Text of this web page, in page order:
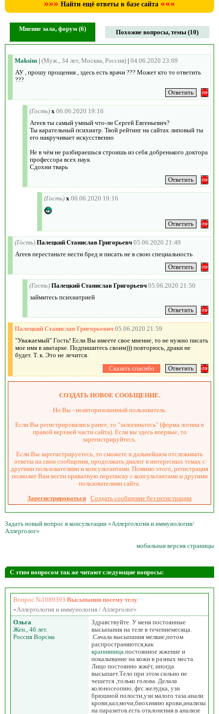
»»» Найти ещё ответы в базе сайта «««
Мнение зала, форум (6) Похожие вопросы, темы (10)
Maksim | (Муж., 34 лет, Москва, Россия) | 04.06.2020 23:09
АУ , прошу прощения , здесь есть врачи ??? Может кто то ответить
???
(Гость) х 06.06.2020 19:16
Агеев ты самый умный что-ли Сергей Евгеньевич?
Ты карательный психиатр. Твой рейтинг на сайтах липовый ты
его накручивает искусственно
Не в чём не разбираешься строишь из себя добренького доктора
профессора всех наук
Сдохни тварь
(Гость) х 06.06.2020 19:16
(Гость) Палецкий Станислав Григорьевч 05.06.2020 21:49
Агеев перестаньте нести бред и писать не в свою специальность
(Гость) Палецкий Станислав Григорьевч 05.06.2020 21:50
займитесь психиатрией
Палецкий Станислав Григорьевич 05.06.2020 21:59
"Уважаемый" Гость! Если Вы имеете свое мнение, то не нужно писать
мое имя в аватарке. Подпишитесь своим))) повторюсь, драки не
будет. Т. к. Это не лечится.
СОЗДАТЬ НОВОЕ СООБЩЕНИЕ.
Но Вы - неавторизованный пользователь.
Если Вы регистрировались ранее, то "залогиньтесь" (форма логина в
правой верхней части сайта). Если вы здесь впервые, то
зарегистрируйтесь.
Если Вы зарегистрируетесь, то сможете в дальнейшем отслеживать
ответы на свои сообщения, продолжать диалог в интересных темах с
другими пользователями и консультантами. Помимо этого, регистрация
позволит Вам вести приватную переписку с консультантами и другими
пользователями сайта.
Зарегистрироваться Создать сообщение без регистрации
Задать новый вопрос в консультации «Аллергология и иммунология/
Аллерголог»
мобильная версия страницы
С этим вопросом так же читают следующие вопросы:
Вопрос №1089393 Высыпания посему телу
«Аллергология и иммунология / Аллерголог»
Ольга
Жен., 46 лет.
Россия Ворсма
Здравствуйте. У меня постоянные
высыпания на теле в течениемесяца.
.Сачала высыпания мелкие,потом
распространяются,как
крапивница .постоянное жжение и
покалывание на кожи в разных места.
Лицо постоянно жжёт, иногда
высыпает.Тело при этом сильно не
чешется ,только голова. Делала
колоносеопию, фгс желудка, узи
брюшной полости,узи малого таза.анали
крови,кал,мочи,биохимию крови,анализы
на паразитов.есть отклонения в анализе